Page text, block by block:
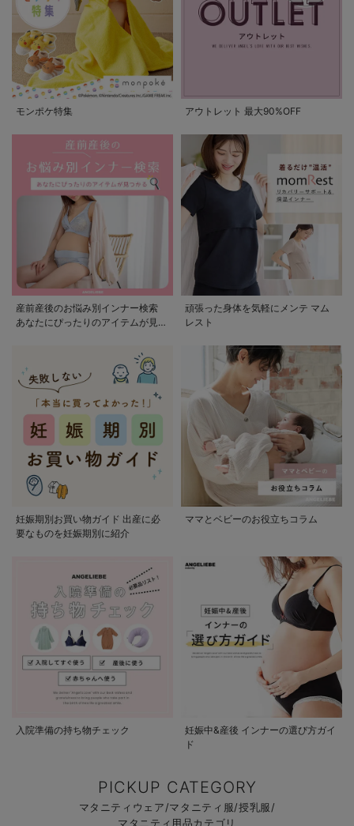
モンポケ特集 アウトレット 最大90%OFF
産前産後のお悩み別インナー検索
あなたにぴったりのアイテムが見つ
頑張った身体を気軽にメンテ マム
レスト
妊娠期別お買い物ガイド 出産に必
要なものを妊娠期別に紹介
ママとベビーのお役立ちコラム
入院準備の持ち物チェック
妊娠中&産後 インナーの選び方ガイ
ド
PICKUP CATEGORY
マタニティウェア/マタニティ服/授乳服/
マタニティ用品カテゴリ